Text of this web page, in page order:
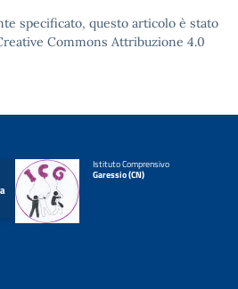
specificato, questo articolo è stato
Commons Attribuzione 4.0
Istituto Comprensivo
Garessio (CN)